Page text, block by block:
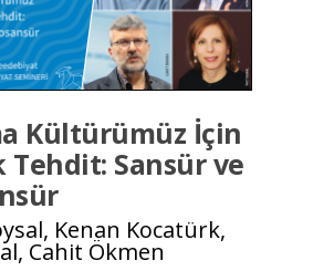
Kültürümüz İçin
Tehdit: Sansür ve
Kenan Kocatürk,
Cahit Ökmen